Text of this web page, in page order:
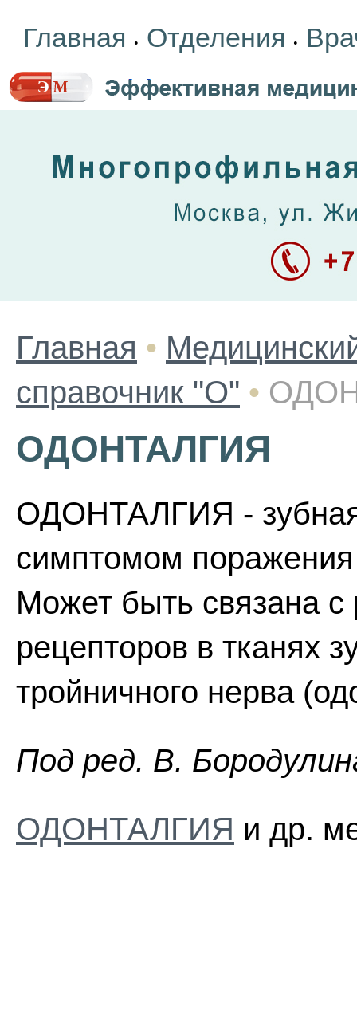
Главная • Отделения •
Главная •
справочник "О" •
ОДОНТАЛГИЯ
ОДОНТАЛГИЯ -
симптомом
Может быть связана
рецепторов в тканях
тройничного нерва
Пoд peд. B.
ОДОНТАЛГИЯ и др.